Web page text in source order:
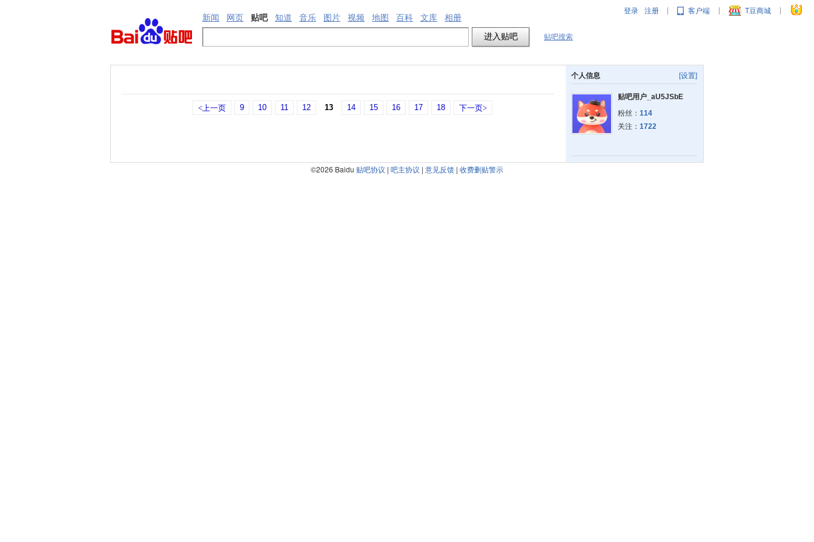
登录 注册 | 客户端 | T豆商城 |
新闻 网页 贴吧 知道 音乐 图片 视频 地图 百科 文库 相册
贴吧搜索
<上一页 9 10 11 12 13 14 15 16 17 18 下一页>
[设置]
个人信息
贴吧用户_aU5JSbE
粉丝： 114
关注： 1722
©2026 Baidu 贴吧协议 | 吧主协议 | 意见反馈 | 收费删贴警示